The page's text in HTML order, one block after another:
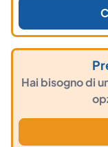
Hai bisogno di